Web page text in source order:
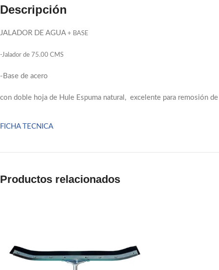
Descripción
JALADOR DE AGUA + BASE
-Jalador de 75.00 CMS
-Base de acero
con doble hoja de Hule Espuma natural, excelente para remosión
FICHA TECNICA
Productos relacionados
Pinterest